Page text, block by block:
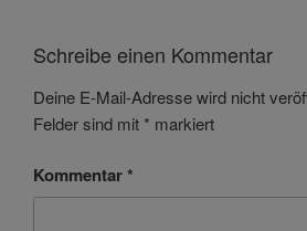
Schreibe einen Kommentar
Deine E-Mail-Adresse wird nicht
Felder sind mit* markiert
Kommentar*